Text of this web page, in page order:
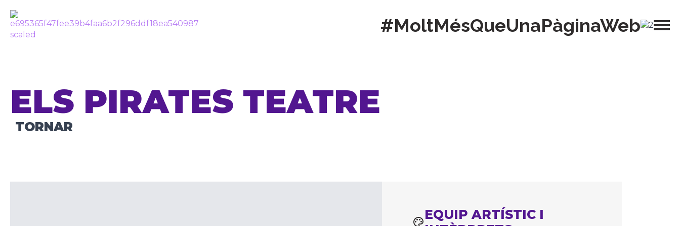
#MoltMésQueUnaPàginaWeb
ELS PIRATES TEATRE
TORNAR
EQUIP ARTÍSTIC I